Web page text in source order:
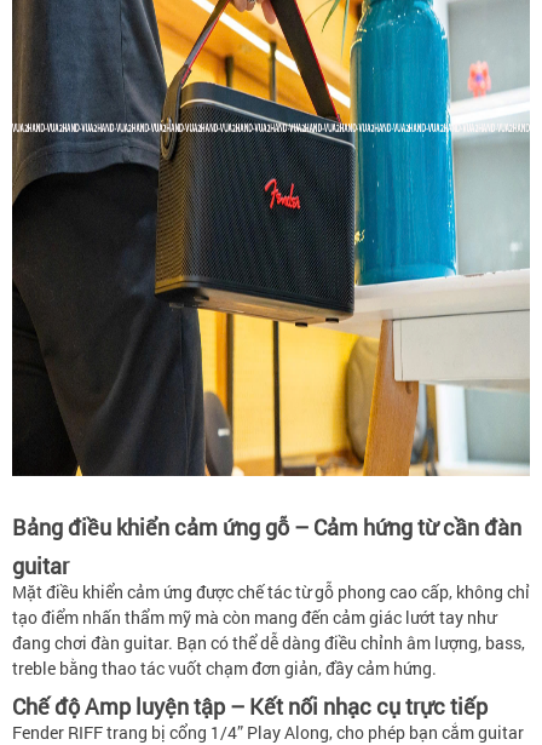
Bảng điều khiển cảm ứng gỗ – Cảm hứng từ cần đàn
guitar
Mặt điều khiển cảm ứng được chế tác từ gỗ phong cao cấp, không chỉ
tạo điểm nhấn thẩm mỹ mà còn mang đến cảm giác lướt tay như
đang chơi đàn guitar. Bạn có thể dễ dàng điều chỉnh âm lượng, bass,
treble bằng thao tác vuốt chạm đơn giản, đầy cảm hứng.
Chế độ Amp luyện tập – Kết nối nhạc cụ trực tiếp
Fender RIFF trang bị cổng 1/4” Play Along, cho phép bạn cắm guitar